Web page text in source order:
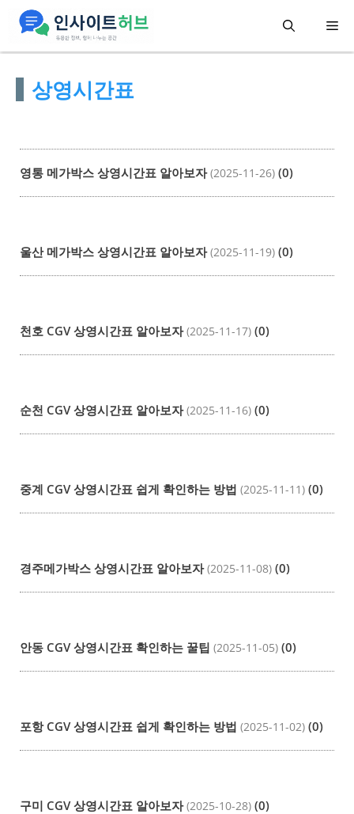
메
상영시간표
영통 메가박스 상영시간표 알아보자 (2025-11-26) (0)
울산 메가박스 상영시간표 알아보자 (2025-11-19) (0)
천호 CGV 상영시간표 알아보자 (2025-11-17) (0)
순천 CGV 상영시간표 알아보자 (2025-11-16) (0)
중계 CGV 상영시간표 쉽게 확인하는 방법 (2025-11-11) (0)
경주메가박스 상영시간표 알아보자 (2025-11-08) (0)
안동 CGV 상영시간표 확인하는 꿀팁 (2025-11-05) (0)
포항 CGV 상영시간표 쉽게 확인하는 방법 (2025-11-02) (0)
구미 CGV 상영시간표 알아보자 (2025-10-28) (0)